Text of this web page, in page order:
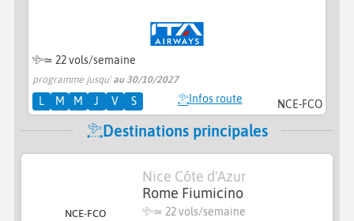
NCE-FCO
≃ 22 vols/semaine
programme jusqu'au 30/10/2027
L M M J V S Infos route
Destinations principales
NCE-FCO
Nice Côte d'Azur
Rome Fiumicino
≃ 22 vols/semaine